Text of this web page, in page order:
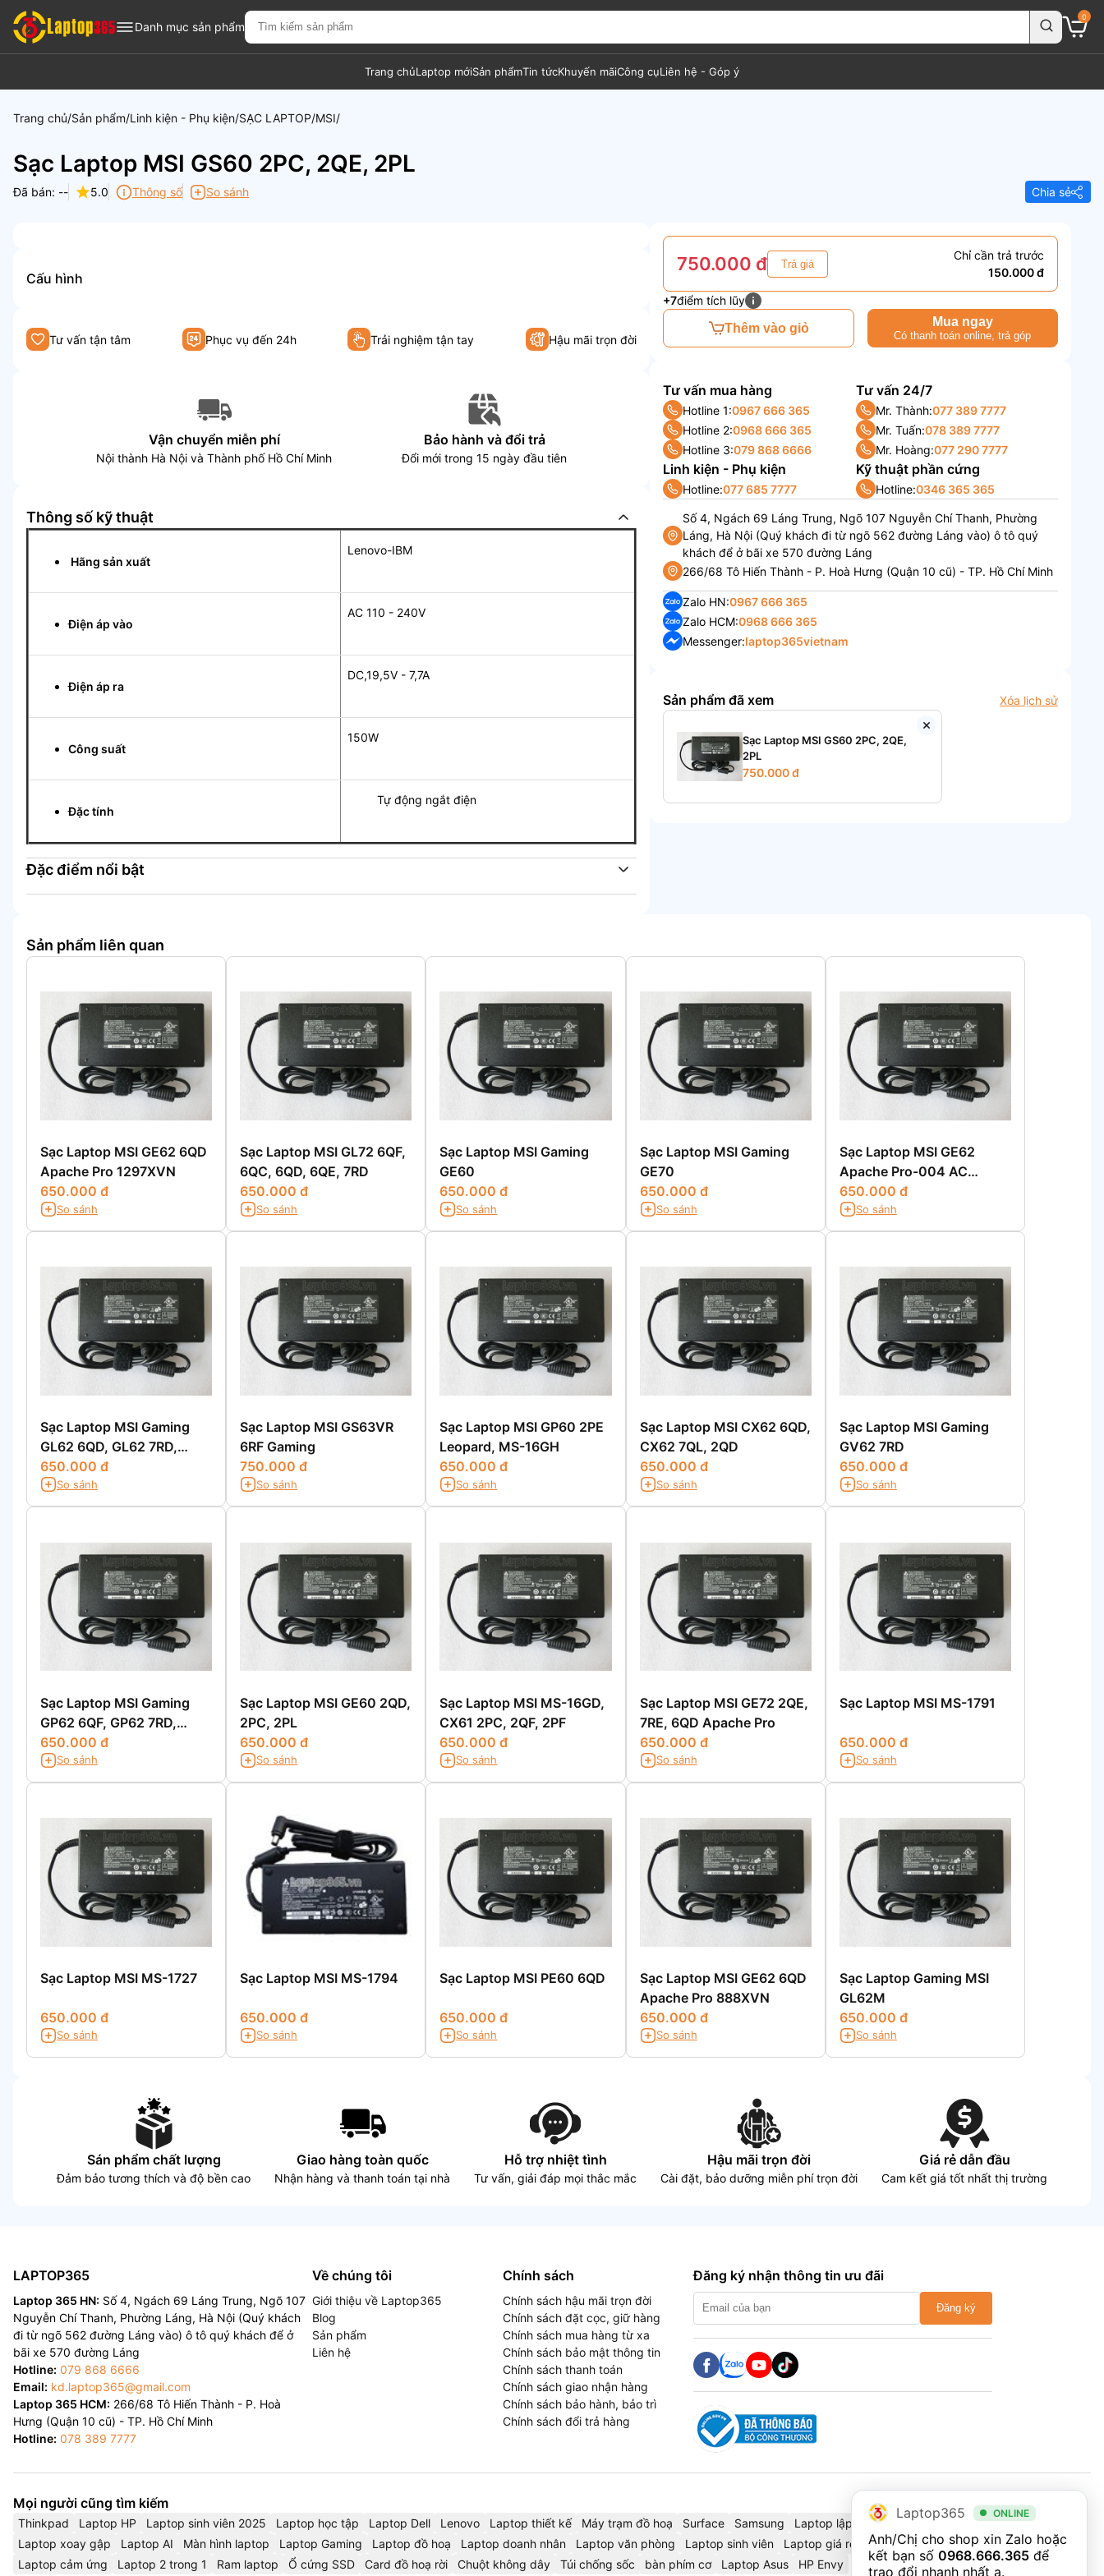
Danh mục sản phẩm
0
Trang chủLaptop mớiSản phẩmTin tứcKhuyến mãiCông cụLiên hệ - Góp ý
Trang chủ Sản phẩm Linh kiện - Phụ kiện SẠC LAPTOP MSI
Sạc Laptop MSI GS60 2PC, 2QE, 2PL
Đã bán: -- 5.0 Thông số So sánh Chia sẻ
Cấu hình
Tư vấn tận tâm Phục vụ đến 24h Trải nghiệm tận tay Hậu mãi trọn đời
Vận chuyển miễn phí
Nội thành Hà Nội và Thành phố Hồ Chí Minh
Bảo hành và đổi trả
Đổi mới trong 15 ngày đầu tiên
Thông số kỹ thuật
Hãng sản xuất
Lenovo-IBM
Điện áp vào
AC 110 - 240V
Điện áp ra
DC,19,5V - 7,7A
Công suất
150W
Đặc tính
Tự động ngắt điện
Đặc điểm nổi bật
750.000 đ Trả giá
Chỉ cần trả trước
150.000 đ
+7điểm tích lũy
Thêm vào giỏ
Mua ngay
Có thanh toán online, trả góp
Tư vấn mua hàng
Hotline 1:0967 666 365
Hotline 2:0968 666 365
Hotline 3:079 868 6666
Tư vấn 24/7
Mr. Thành:077 389 7777
Mr. Tuấn:078 389 7777
Mr. Hoàng:077 290 7777
Linh kiện - Phụ kiện
Hotline:077 685 7777
Kỹ thuật phần cứng
Hotline:0346 365 365
Số 4, Ngách 69 Láng Trung, Ngõ 107 Nguyễn Chí Thanh, Phường
Láng, Hà Nội (Quý khách đi từ ngõ 562 đường Láng vào) ô tô quý
khách để ở bãi xe 570 đường Láng
266/68 Tô Hiến Thành - P. Hoà Hưng (Quận 10 cũ) - TP. Hồ Chí Minh
Zalo HN:0967 666 365
Zalo HCM:0968 666 365
Messenger:laptop365vietnam
Sản phẩm đã xem Xóa lịch sử
Sạc Laptop MSI GS60 2PC, 2QE,
2PL
750.000 đ
Sản phẩm liên quan
Sạc Laptop MSI GE62 6QD
Apache Pro 1297XVN
650.000 đ
So sánh
Sạc Laptop MSI GL72 6QF,
6QC, 6QD, 6QE, 7RD
650.000 đ
So sánh
Sạc Laptop MSI Gaming
GE60
650.000 đ
So sánh
Sạc Laptop MSI Gaming
GE70
650.000 đ
So sánh
Sạc Laptop MSI GE62
Apache Pro-004 AC
Adapter
650.000 đ
So sánh
Sạc Laptop MSI Gaming
GL62 6QD, GL62 7RD,
GL62 6QF
650.000 đ
So sánh
Sạc Laptop MSI GS63VR
6RF Gaming
750.000 đ
So sánh
Sạc Laptop MSI GP60 2PE
Leopard, MS-16GH
650.000 đ
So sánh
Sạc Laptop MSI CX62 6QD,
CX62 7QL, 2QD
650.000 đ
So sánh
Sạc Laptop MSI Gaming
GV62 7RD
650.000 đ
So sánh
Sạc Laptop MSI Gaming
GP62 6QF, GP62 7RD,
GP62MVR 7RFX
650.000 đ
So sánh
Sạc Laptop MSI GE60 2QD,
2PC, 2PL
650.000 đ
So sánh
Sạc Laptop MSI MS-16GD,
CX61 2PC, 2QF, 2PF
650.000 đ
So sánh
Sạc Laptop MSI GE72 2QE,
7RE, 6QD Apache Pro
650.000 đ
So sánh
Sạc Laptop MSI MS-1791
650.000 đ
So sánh
Sạc Laptop MSI MS-1727
650.000 đ
So sánh
Sạc Laptop MSI MS-1794
650.000 đ
So sánh
Sạc Laptop MSI PE60 6QD
650.000 đ
So sánh
Sạc Laptop MSI GE62 6QD
Apache Pro 888XVN
650.000 đ
So sánh
Sạc Laptop Gaming MSI
GL62M
650.000 đ
So sánh
Sán phẩm chất lượng
Đảm bảo tương thích và độ bền cao
Giao hàng toàn quốc
Nhận hàng và thanh toán tại nhà
Hỗ trợ nhiệt tình
Tư vấn, giải đáp mọi thắc mắc
Hậu mãi trọn đời
Cài đặt, bảo dưỡng miễn phí trọn đời
Giá rẻ dẫn đầu
Cam kết giá tốt nhất thị trường
LAPTOP365
Laptop 365 HN: Số 4, Ngách 69 Láng Trung, Ngõ 107
Nguyễn Chí Thanh, Phường Láng, Hà Nội (Quý khách
đi từ ngõ 562 đường Láng vào) ô tô quý khách để ở
bãi xe 570 đường Láng
Hotline: 079 868 6666
Email: kd.laptop365@gmail.com
Laptop 365 HCM: 266/68 Tô Hiến Thành - P. Hoà
Hưng (Quận 10 cũ) - TP. Hồ Chí Minh
Hotline: 078 389 7777
Về chúng tôi
Giới thiệu về Laptop365
Blog
Sản phẩm
Liên hệ
Chính sách
Chính sách hậu mãi trọn đời
Chính sách đặt cọc, giữ hàng
Chính sách mua hàng từ xa
Chính sách bảo mật thông tin
Chính sách thanh toán
Chính sách giao nhận hàng
Chính sách bảo hành, bảo trì
Chính sách đổi trả hàng
Đăng ký nhận thông tin ưu đãi
Đăng ký
Mọi người cũng tìm kiếm
Thinkpad Laptop HP Laptop sinh viên 2025 Laptop học tập Laptop Dell Lenovo Laptop thiết kế Máy trạm đồ hoạ Surface Samsung Laptop lập trình Cáp chuyển đổi
Thinkbook
Laptop xoay gập
Laptop AI Màn hình laptop Laptop Gaming Laptop đồ hoạ Laptop doanh nhân Laptop văn phòng Laptop sinh viên Laptop giá rẻ Dell Precision Dell 2025
HP Omnibook
Laptop cảm ứng
Laptop 2 trong 1 Ram laptop Ổ cứng SSD Card đồ hoạ rời Chuột không dây Túi chống sốc bàn phím cơ Laptop Asus HP Envy
Laptop365 ONLINE
Anh/Chị cho shop xin Zalo hoặc
kết bạn số 0968.666.365 để
trao đổi nhanh nhất ạ.